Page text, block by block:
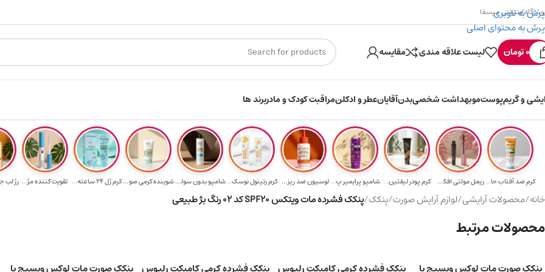
پرش به ناوبری
پرش به محتوای اصلی
هدیه برای خرید ارسال رایگان برای خرید ۳.۵ میلیون به یالا ۳۰۰ میسکوین (۳۰ هزار تومن) هدیه خرید اول
اینترنتی میسفا
0تومان لیست علاقه مندی مقایسه
و گریمپوستموبهداشت شخصیبدنآقایانعطر و ادکلنمراقبت کودک و مادربرند ها
کرم ضد آفتاب حا... ریمل مولتی افکت... کرم پودر لیفتین... شامپو پرایمیر پ... لوسیون ضد ریزش ... کرم رتینول نوسک... شامپو بدون سولف... شوینده کرمی صور...کرم ژل ۲۴ ساعته... تقویت‌ کننده مژ... رژ لب
خانه/محصولات آرایشی/لوازم آرایش صورت/پنکک/پنکک فشرده مات ویتکس SPF20 کد ۰۲ رنگ بژ طبیعی
محصولات مرتبط
پنکک صورت مات لوکس ویسیج با پنکک فشرده کرمی کامپکت رلیوس پنکک فشرده کرمی کامپکت رلیوس پنکک صورت مات لوکس ویسیج با